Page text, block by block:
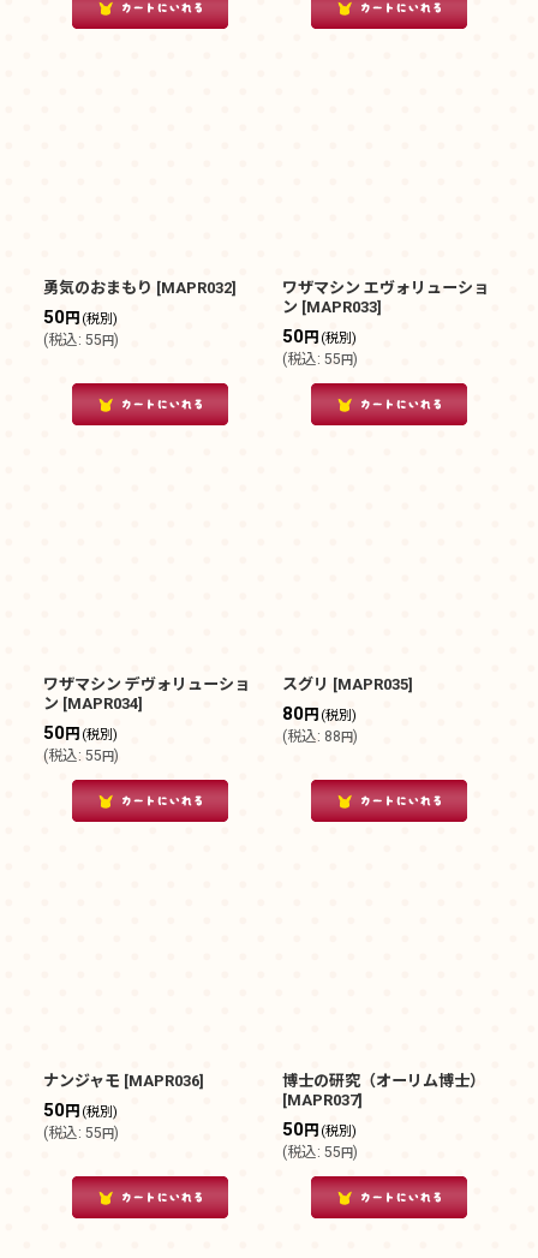
勇気のおまもり [MAPR032]
50円 (税別)
(税込: 55円)
ワザマシン エヴォリューショ
ン [MAPR033]
50円 (税別)
(税込: 55円)
ワザマシン デヴォリューショ
ン [MAPR034]
50円 (税別)
(税込: 55円)
スグリ [MAPR035]
80円 (税別)
(税込: 88円)
ナンジャモ [MAPR036]
50円 (税別)
(税込: 55円)
博士の研究（オーリム博士）
[MAPR037]
50円 (税別)
(税込: 55円)